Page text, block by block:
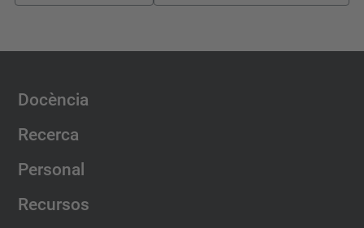
Docència
Recerca
Personal
Recursos